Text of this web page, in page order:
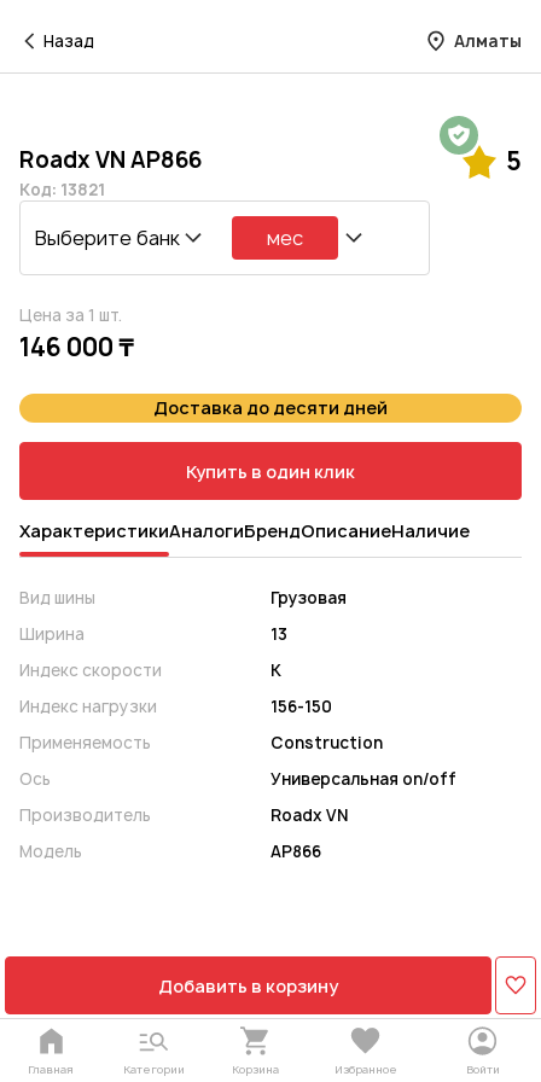
Назад Алматы
Roadx VN AP866 5
Код: 13821
Выберите банк мес
Цена за 1 шт.
146 000 ₸
Доставка до десяти дней
Купить в один клик
ХарактеристикиАналогиБрендОписаниеНаличие
Вид шины
Грузовая
Ширина
13
Индекс скорости
K
Индекс нагрузки
156-150
Применяемость
Construction
Ось
Универсальная on/off
Производитель
Roadx VN
Модель
AP866
Добавить в корзину
Главная Категории Корзина Избранное Войти